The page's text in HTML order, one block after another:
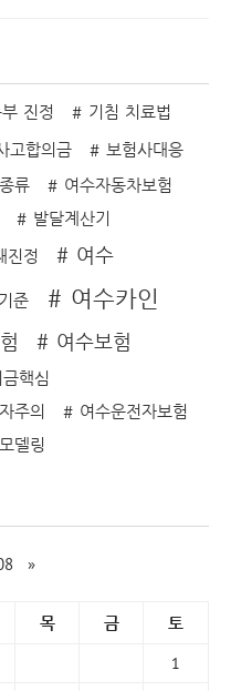
진정 기침 치료법
고합의금
보험사대응
류
여수자동차보험
발달계산기
진정 여수
준 여수카인
여수보험
핵심
주의
여수운전자보험
델링
»
목 금 토
1